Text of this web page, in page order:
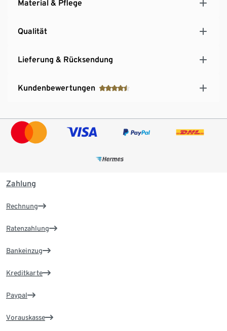
Material & Pflege
Qualität
Lieferung & Rücksendung
Kundenbewertungen
Zahlung
Rechnung
Ratenzahlung
Bankeinzug
Kreditkarte
Paypal
Vorauskasse